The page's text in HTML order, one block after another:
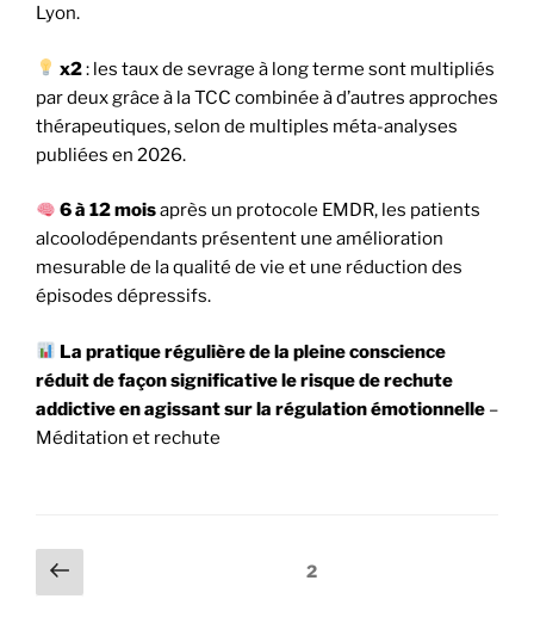
Lyon.
x2: les taux de sevrage à long terme sont multipliés
par deux grâce à la TCC combinée à d’autres approches
thérapeutiques, selon de multiples méta-analyses
publiées en 2026.
6 à 12 moisaprès un protocole EMDR, les patients
alcoolodépendants présentent une amélioration
mesurable de la qualité de vie et une réduction des
épisodes dépressifs.
La pratique régulière de la pleine conscience
réduit de façon significative le risque de rechute
addictive en agissant sur la régulation émotionnelle –
Méditation et rechute
2